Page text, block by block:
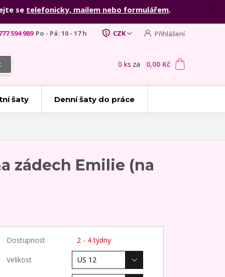
se telefonicky, mailem nebo formulářem.
CZK Přihlášení
594 989 Po - Pá: 10 - 17 h
0 ks za 0,00 Kč
šaty Denní šaty do práce
zádech Emilie (na
Dostupnost 2 - 4 týdny
Velikost